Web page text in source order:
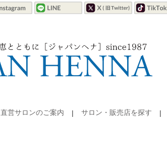
直営サロンのご案内 サロン・販売店を探す